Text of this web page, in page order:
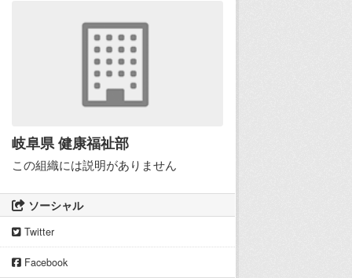
岐阜県 健康福祉部
この組織には説明がありません
ソーシャル
Twitter
Facebook